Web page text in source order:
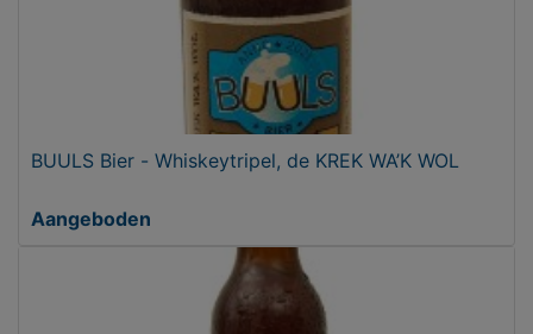
BUULS Bier - Whiskeytripel, de KREK WA’K WOL
Aangeboden